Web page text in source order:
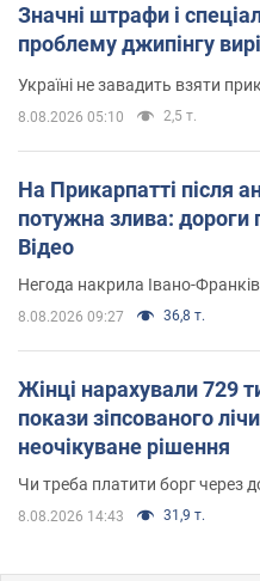
Значні штрафи і
проблему джипінгу
Україні не завадить взяти
8.08.2026 05:10 2,5 т.
На Прикарпатті після
потужна злива: дороги
Відео
Негода накрила Івано-
8.08.2026 09:27 36,8 т.
Жінці нарахували 729
покази зіпсованого
неочікуване рішення
Чи треба платити борг через
8.08.2026 14:43 31,9 т.